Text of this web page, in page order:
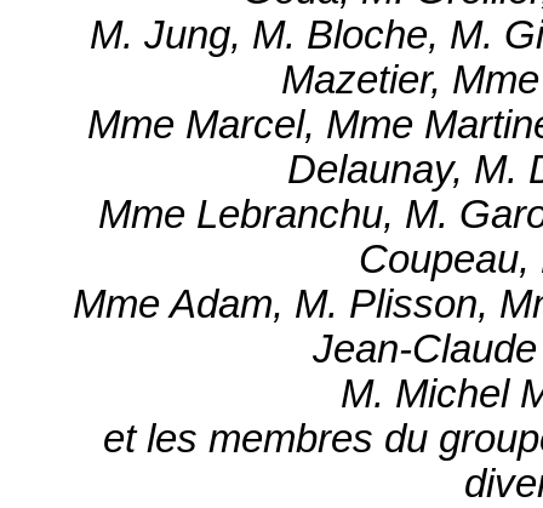
M. Jung, M. Bloche, M.
Mazetier,
Mme Marcel, Mme
Delaunay, M.
Mme Lebranchu, M.
Coupeau,
Mme Adam, M. Plisson,
Jean-
M. Michel
et les membres du